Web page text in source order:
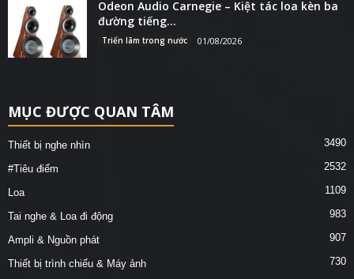
Odeon Audio Carnegie – Kiệt tác loa kèn ba
đường tiếng...
Triển lãm trong nước 01/08/2026
MỤC ĐƯỢC QUAN TÂM
Thiết bị nghe nhìn 3490
#Tiêu điểm 2532
Loa 1109
Tai nghe & Loa đi động 983
Ampli & Nguồn phát 907
Thiết bị trình chiếu & Máy ảnh 730